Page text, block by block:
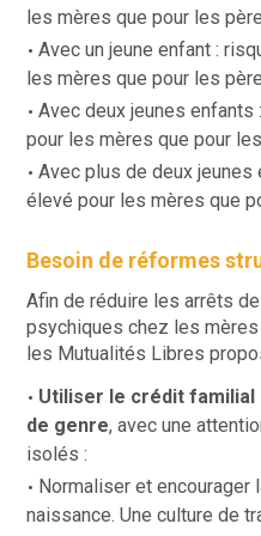
les mères que pour les
Avec un jeune enfant :
les mères que pour les
Avec deux jeunes
pour les mères que pour
Avec plus de deux
élevé pour les mères que
Besoin de réformes
Afin de réduire les arrêts
psychiques chez les
les Mutualités Libres
Utiliser le crédit familial
de genre, avec une
isolés :
Normaliser et encourager
naissance. Une culture de